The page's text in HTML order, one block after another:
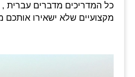
כל המדריכים מדברים עברית ,
מקצועיים שלא ישאירו אותכם